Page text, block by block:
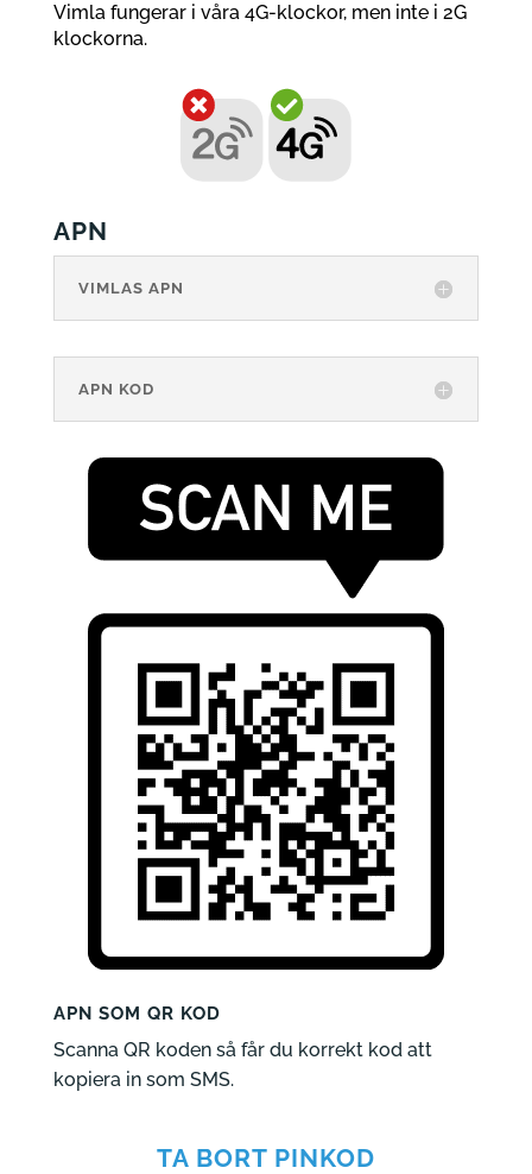
Vimla fungerar i våra 4G-klockor, men inte i 2G
klockorna.
APN
VIMLAS APN
APN KOD
APN SOM QR KOD
Scanna QR koden så får du korrekt kod att
kopiera in som SMS.
TA BORT PINKOD